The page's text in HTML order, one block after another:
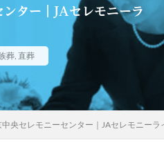
ター｜JAセレモニーラ
葬, 直葬
中央セレモニーセンター｜JAセレモニー